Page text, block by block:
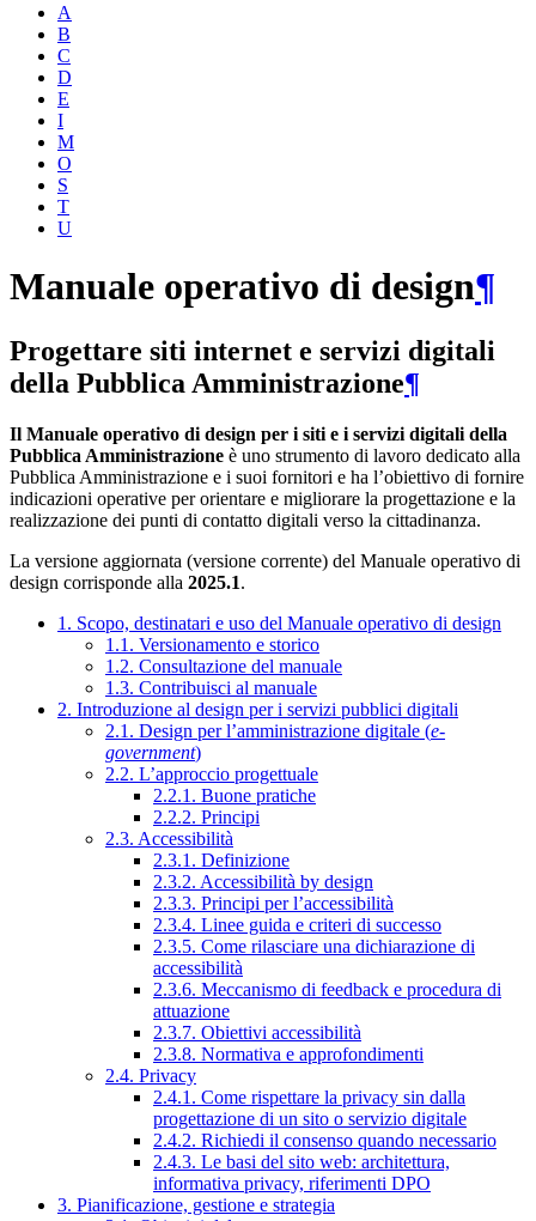
A
B
C
D
E
I
M
O
S
T
U
Manuale operativo di design¶
Progettare siti internet e servizi digitali
della Pubblica Amministrazione¶
Il Manuale operativo di design per i siti e i servizi digitali della
Pubblica Amministrazione è uno strumento di lavoro dedicato alla
Pubblica Amministrazione e i suoi fornitori e ha l’obiettivo di fornire
indicazioni operative per orientare e migliorare la progettazione e la
realizzazione dei punti di contatto digitali verso la cittadinanza.
La versione aggiornata (versione corrente) del Manuale operativo di
design corrisponde alla 2025.1.
1. Scopo, destinatari e uso del Manuale operativo di design
1.1. Versionamento e storico
1.2. Consultazione del manuale
1.3. Contribuisci al manuale
2. Introduzione al design per i servizi pubblici digitali
2.1. Design per l’amministrazione digitale (e-
government)
2.2. L’approccio progettuale
2.2.1. Buone pratiche
2.2.2. Principi
2.3. Accessibilità
2.3.1. Definizione
2.3.2. Accessibilità by design
2.3.3. Principi per l’accessibilità
2.3.4. Linee guida e criteri di successo
2.3.5. Come rilasciare una dichiarazione di
accessibilità
2.3.6. Meccanismo di feedback e procedura di
attuazione
2.3.7. Obiettivi accessibilità
2.3.8. Normativa e approfondimenti
2.4. Privacy
2.4.1. Come rispettare la privacy sin dalla
progettazione di un sito o servizio digitale
2.4.2. Richiedi il consenso quando necessario
2.4.3. Le basi del sito web: architettura,
informativa privacy, riferimenti DPO
3. Pianificazione, gestione e strategia